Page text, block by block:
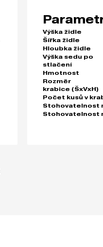
Výška židle
Šířka židle
Hloubka židle
Výška sedu po
stlačení
Hmotnost
Rozměr
krabice (ŠxVxH)
Počet kusů v
Stohovatelnost
Stohovatelnost